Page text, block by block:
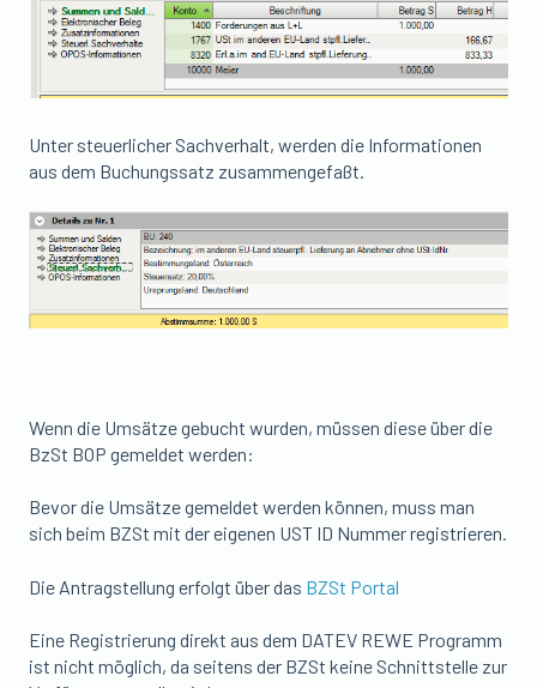
Unter steuerlicher Sachverhalt, werden die Informationen
aus dem Buchungssatz zusammengefaßt.
Wenn die Umsätze gebucht wurden, müssen diese über die
BzSt BOP gemeldet werden:
Bevor die Umsätze gemeldet werden können, muss man
sich beim BZSt mit der eigenen UST ID Nummer registrieren.
Die Antragstellung erfolgt über das BZSt Portal
Eine Registrierung direkt aus dem DATEV REWE Programm
ist nicht möglich, da seitens der BZSt keine Schnittstelle zur